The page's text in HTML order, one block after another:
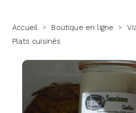
Accueil > Boutique en ligne >
Plats cuisinés